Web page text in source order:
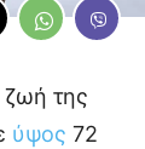
της
ύψος 72